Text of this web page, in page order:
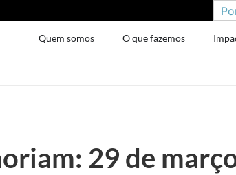
Quem somos O que fazemos
29 de